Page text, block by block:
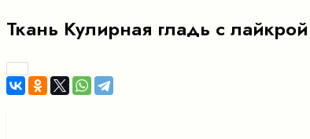
Ткань Кулирная гладь с